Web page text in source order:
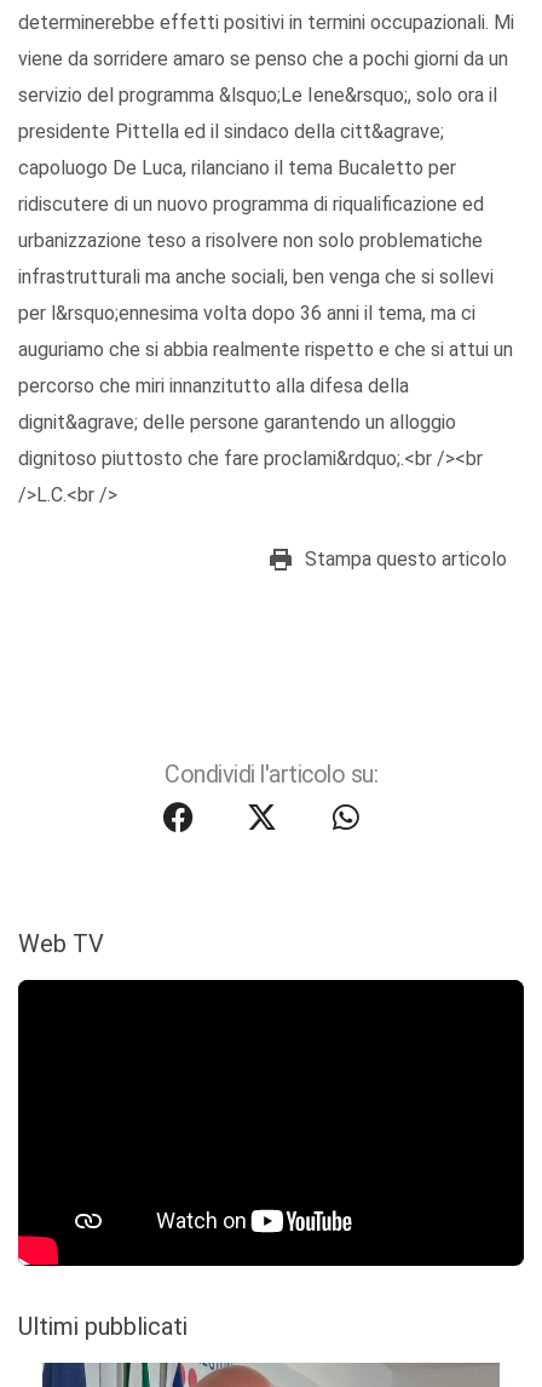
determinerebbe effetti positivi in termini occupazionali. Mi
viene da sorridere amaro se penso che a pochi giorni da un
servizio del programma &lsquo;Le Iene&rsquo;, solo ora il
presidente Pittella ed il sindaco della citt&agrave;
capoluogo De Luca, rilanciano il tema Bucaletto per
ridiscutere di un nuovo programma di riqualificazione ed
urbanizzazione teso a risolvere non solo problematiche
infrastrutturali ma anche sociali, ben venga che si sollevi
per l&rsquo;ennesima volta dopo 36 anni il tema, ma ci
auguriamo che si abbia realmente rispetto e che si attui un
percorso che miri innanzitutto alla difesa della
dignit&agrave; delle persone garantendo un alloggio
dignitoso piuttosto che fare proclami&rdquo;.<br /><br
/>L.C.<br />
Stampa questo articolo
Condividi l'articolo su:
Web TV
Ultimi pubblicati